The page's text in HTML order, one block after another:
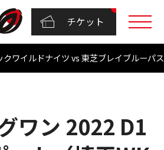
チケット
クワイルドナイツ vs 東芝ブレイブルー
ワン 2022 D1